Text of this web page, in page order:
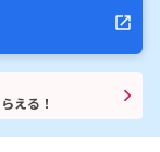
える！